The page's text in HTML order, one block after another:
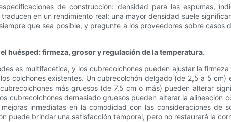
de construcción: densidad para las espumas,
en un rendimiento real: una mayor densidad suele
que sea posible, y pregunte a los proveedores sobre
huésped: firmeza, grosor y regulación de la temperatura.
es multifacética, y los cubrecolchones pueden ajustar la
colchones existentes. Un cubrecolchón delgado (de 2,5 a 5
más gruesos (de 7,5 cm o más) pueden alterar
cubrecolchones demasiado gruesos pueden alterar la
inmediatas en la comodidad con las consideraciones
puede brindar una satisfacción temporal, pero no restaurará la